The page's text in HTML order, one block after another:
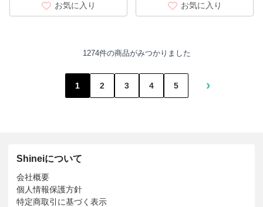
お気に入り お気に入り
1274件の商品がみつかりました
1 2 3 4 5 ›
Shineiについて
会社概要
個人情報保護方針
特定商取引に基づく表示